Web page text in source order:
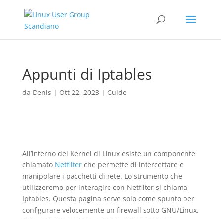
Appunti di Iptables
da Denis | Ott 22, 2023 | Guide
All’interno del Kernel di Linux esiste un componente
chiamato Netfilterche permette di intercettare e
manipolare i pacchetti di rete. Lo strumento che
utilizzeremo per interagire con Netfilter si chiama
Iptables. Questa pagina serve solo come spunto per
configurare velocemente un firewall sotto GNU/Linux.